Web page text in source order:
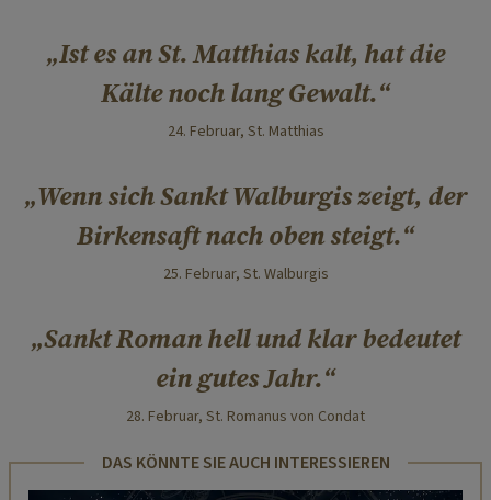
Ist es an St. Matthias kalt, hat die
Kälte noch lang Gewalt.
24. Februar, St. Matthias
Wenn sich Sankt Walburgis zeigt, der
Birkensaft nach oben steigt.
25. Februar, St. Walburgis
Sankt Roman hell und klar bedeutet
ein gutes Jahr.
28. Februar, St. Romanus von Condat
DAS KÖNNTE SIE AUCH INTERESSIEREN